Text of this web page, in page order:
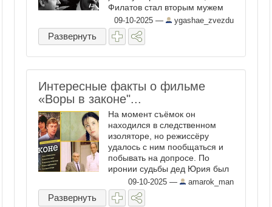
Филатов стал вторым мужем
Нины Шацкой, первой жены ...
09-10-2025 — ygashae_zvezdu
Развернуть
Интересные факты о фильме
«Воры в законе"...
На момент съёмок он
находился в следственном
изоляторе, но режиссёру
удалось с ним пообщаться и
побывать на допросе. По
иронии судьбы дед Юрия был
очень уважаемым человеком
— основателем милиции
Абхазии и потом Кара
09-10-2025 — amarok_man
Развернуть